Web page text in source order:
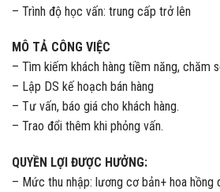
– Trình độ học vấn: trung cấp trở lên
MÔ TẢ CÔNG VIỆC
– Tìm kiếm khách hàng tiềm năng, chăm
– Lập DS kế hoạch bán hàng
– Tư vấn, báo giá cho khách hàng.
– Trao đổi thêm khi phỏng vấn.
QUYỀN LỢI ĐƯỢC HƯỞNG:
– Mức thu nhập: lương cơ bản+ hoa hồng